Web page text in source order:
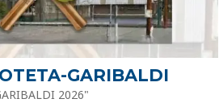
GARIBALDI
2026"